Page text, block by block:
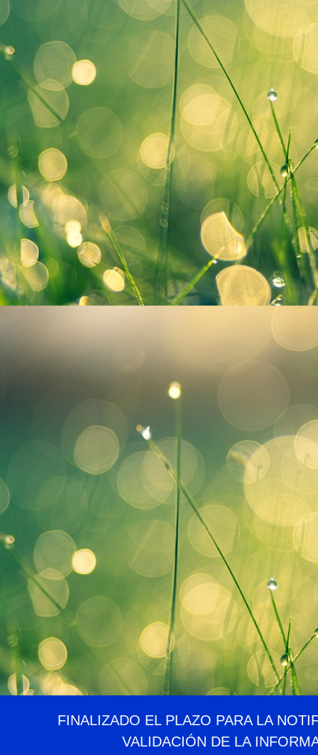
FINALIZADO EL PLAZO PARA LA
VALIDACIÓN DE LA